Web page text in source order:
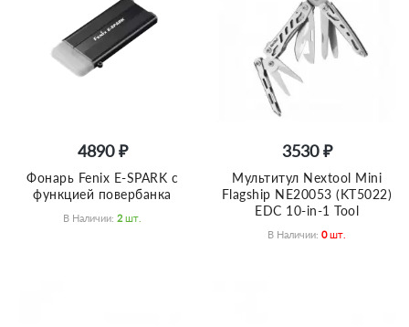
4890 ₽
Фонарь Fenix E-SPARK с
функцией повербанка
В Наличии: 2 Шт.
3530 ₽
Мультитул Nextool Mini
Flagship NE20053 (KT5022)
EDC 10-in-1 Tool
В Наличии: 0 Шт.